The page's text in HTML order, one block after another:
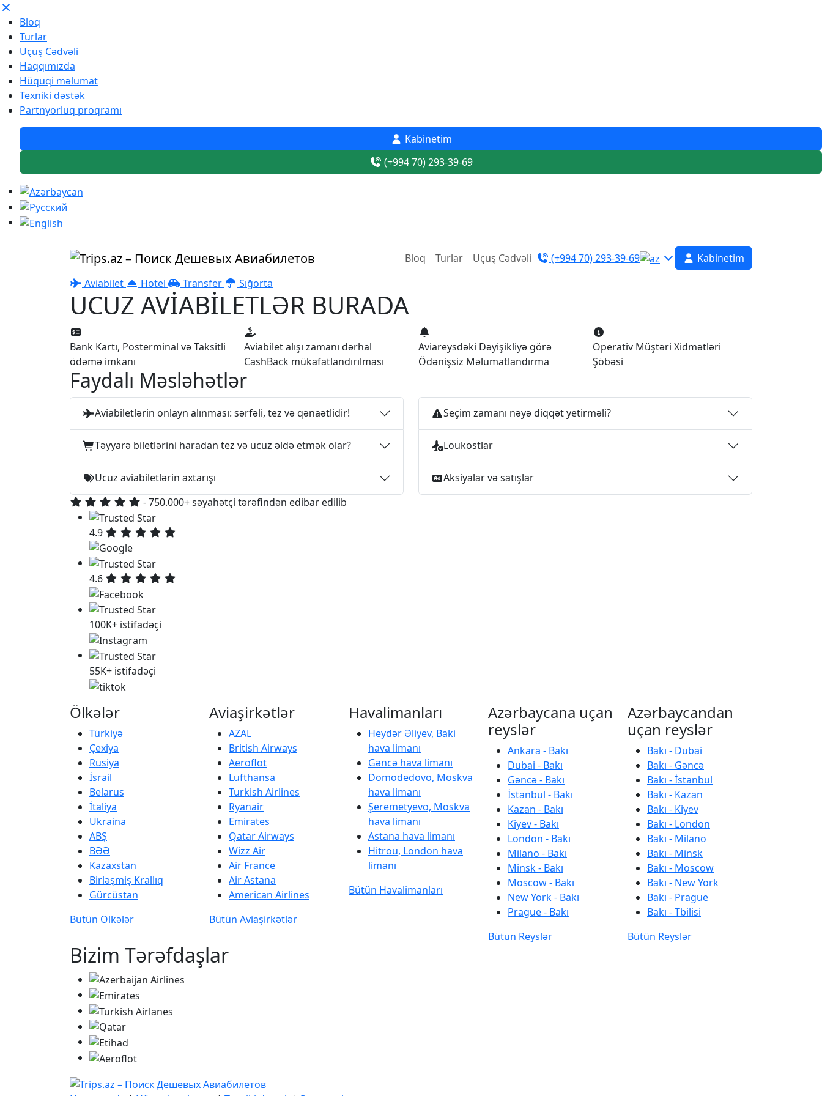
Bloq
Turlar
Uçuş Cədvəli
Haqqımızda
Hüquqi məlumat
Texniki dəstək
Partnyorluq proqramı
Kabinetim
(+994 70) 293-39-69
Bloq Turlar Uçuş Cədvəli (+994 70) 293-39-69
Kabinetim
Aviabilet
Hotel Transfer Sığorta
UCUZ AVİABİLETLƏR BURADA
Bank Kartı, Posterminal və Taksitli
ödəmə imkanı
Aviabilet alışı zamanı dərhal
CashBack mükafatlandırılması
Aviareysdəki Dəyişikliyə görə
Ödənişsiz Məlumatlandırma
Operativ Müştəri Xidmətləri
Şöbəsi
Faydalı Məsləhətlər
Aviabiletlərin onlayn alınması: sərfəli, tez və qənaətlidir!
Təyyarə biletlərini haradan tez və ucuz əldə etmək olar?
Ucuz aviabiletlərin axtarışı
Seçim zamanı nəyə diqqət yetirməli?
Loukostlar
Aksiyalar və satışlar
- 750.000+ səyahətçi tərəfindən edibar edilib
4.9
4.6
100K+ istifadəçi
55K+ istifadəçi
Ölkələr
Türkiyə
Çexiya
Rusiya
İsrail
Belarus
İtaliya
Ukraina
ABŞ
BƏƏ
Kazaxstan
Birləşmiş Krallıq
Gürcüstan
Bütün Ölkələr
Aviaşirkətlər
AZAL
British Airways
Aeroflot
Lufthansa
Turkish Airlines
Ryanair
Emirates
Qatar Airways
Wizz Air
Air France
Air Astana
American Airlines
Bütün Aviaşirkətlər
Havalimanları
Heydər Əliyev, Baki
hava limanı
Gəncə hava limanı
Domodedovo, Moskva
hava limanı
Şeremetyevo, Moskva
hava limanı
Astana hava limanı
Hitrou, London hava
limanı
Bütün Havalimanları
Azərbaycana uçan
reyslər
Ankara - Bakı
Dubai - Bakı
Gəncə - Bakı
İstanbul - Bakı
Kazan - Bakı
Kiyev - Bakı
London - Bakı
Milano - Bakı
Minsk - Bakı
Moscow - Bakı
New York - Bakı
Prague - Bakı
Bütün Reyslər
Azərbaycandan
uçan reyslər
Bakı - Dubai
Bakı - Gəncə
Bakı - İstanbul
Bakı - Kazan
Bakı - Kiyev
Bakı - London
Bakı - Milano
Bakı - Minsk
Bakı - Moscow
Bakı - New York
Bakı - Prague
Bakı - Tbilisi
Bütün Reyslər
Bizim Tərəfdaşlar